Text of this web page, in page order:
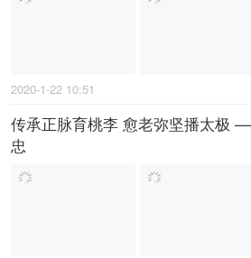
2020-1-22 10:51
传承正脉育桃李 愈老弥坚播太极
忠